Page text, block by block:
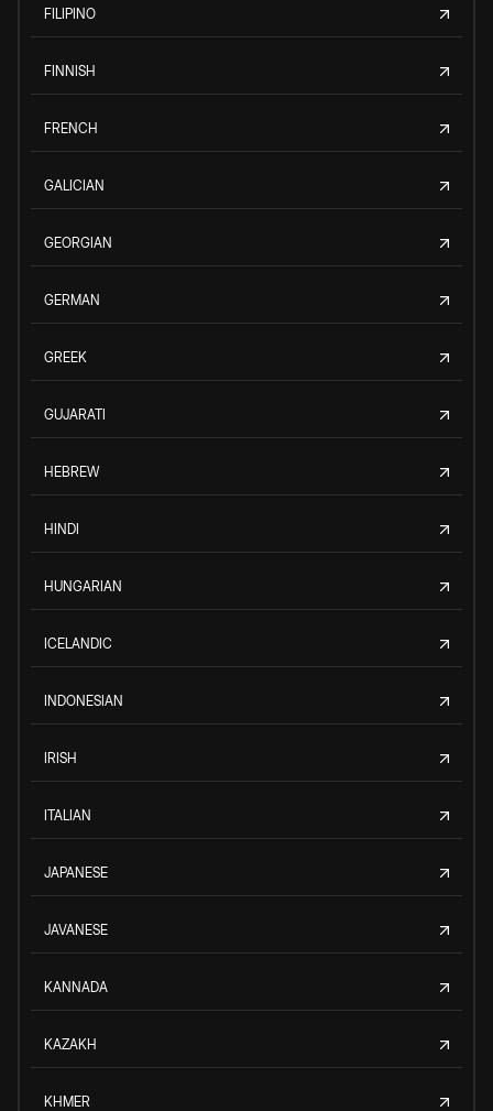
FILIPINO
FINNISH
FRENCH
GALICIAN
GEORGIAN
GERMAN
GREEK
GUJARATI
HEBREW
HINDI
HUNGARIAN
ICELANDIC
INDONESIAN
IRISH
ITALIAN
JAPANESE
JAVANESE
KANNADA
KAZAKH
KHMER